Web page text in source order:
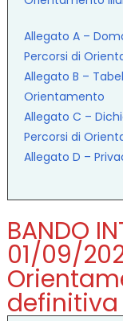
Allegato A –
Percorsi di
Allegato B –
Orientamento
Allegato C –
Percorsi di
Allegato D –
BANDO
01/09/
definitiva